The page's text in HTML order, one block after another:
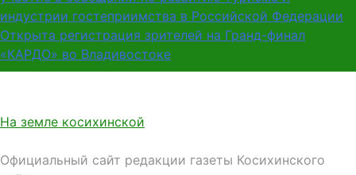
индустрии гостеприимства в Российской Федерации
Открыта регистрация зрителей на Гранд-финал
«КАРДО» во Владивостоке
На земле косихинской
Официальный сайт редакции газеты Косихинского